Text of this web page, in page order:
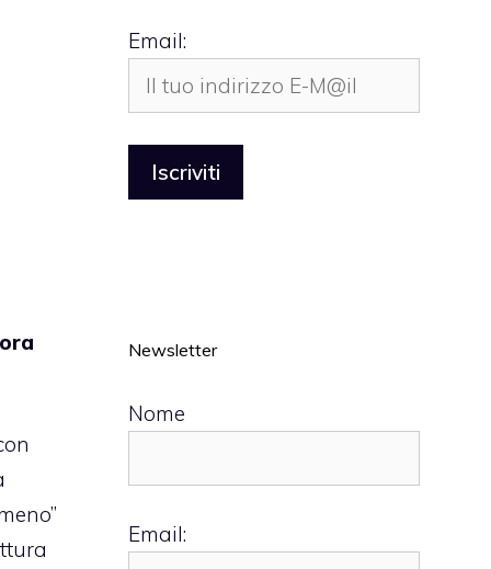
Email:
Newsletter
Nome
Email: